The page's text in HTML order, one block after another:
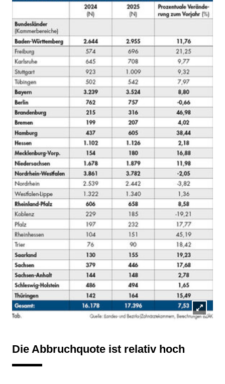
Die Abbruchquote ist relativ hoch